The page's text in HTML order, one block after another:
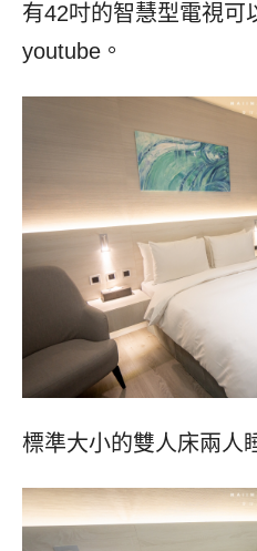
有42吋的智慧型電視可
youtube。
標準大小的雙人床兩人